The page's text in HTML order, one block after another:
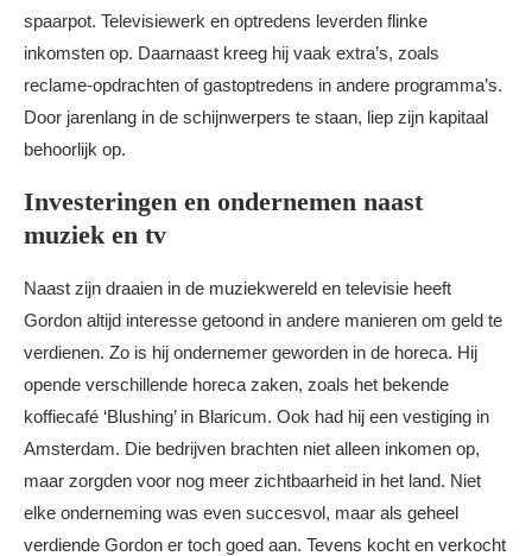
spaarpot. Televisiewerk en optredens leverden flinke
inkomsten op. Daarnaast kreeg hij vaak extra’s, zoals
reclame-opdrachten of gastoptredens in andere programma’s.
Door jarenlang in de schijnwerpers te staan, liep zijn kapitaal
behoorlijk op.
Investeringen en ondernemen naast
muziek en tv
Naast zijn draaien in de muziekwereld en televisie heeft
Gordon altijd interesse getoond in andere manieren om geld te
verdienen. Zo is hij ondernemer geworden in de horeca. Hij
opende verschillende horeca zaken, zoals het bekende
koffiecafé ‘Blushing’ in Blaricum. Ook had hij een vestiging in
Amsterdam. Die bedrijven brachten niet alleen inkomen op,
maar zorgden voor nog meer zichtbaarheid in het land. Niet
elke onderneming was even succesvol, maar als geheel
verdiende Gordon er toch goed aan. Tevens kocht en verkocht